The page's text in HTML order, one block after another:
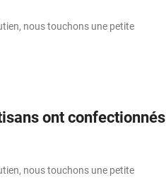
nous touchons une petite
ont confectionnés
nous touchons une petite